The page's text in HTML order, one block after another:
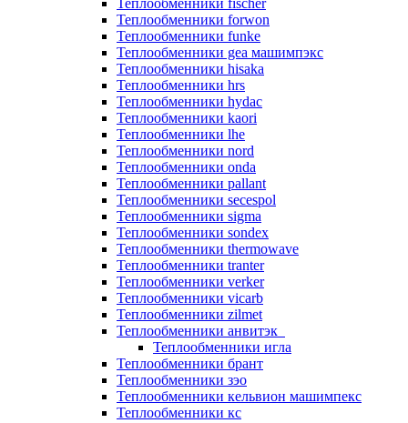
Теплообменники fischer
Теплообменники forwon
Теплообменники funke
Теплообменники gea машимпэкс
Теплообменники hisaka
Теплообменники hrs
Теплообменники hydac
Теплообменники kaori
Теплообменники lhe
Теплообменники nord
Теплообменники onda
Теплообменники pallant
Теплообменники secespol
Теплообменники sigma
Теплообменники sondex
Теплообменники thermowave
Теплообменники tranter
Теплообменники verker
Теплообменники vicarb
Теплообменники zilmet
Теплообменники анвитэк
Теплообменники игла
Теплообменники брант
Теплообменники зэо
Теплообменники кельвион машимпекс
Теплообменники кс